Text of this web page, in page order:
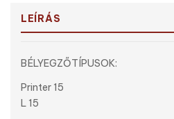
LEÍRÁS
BÉLYEGZŐTÍPUSOK:
Printer 15
L 15